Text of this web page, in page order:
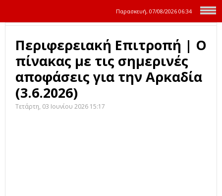
Παρασκευή, 07/08/2026 06:34
Περιφερειακή Επιτροπή | Ο
πίνακας με τις σημερινές
αποφάσεις για την Αρκαδία
(3.6.2026)
Τετάρτη, 03 Ιουνίου 2026 15:17